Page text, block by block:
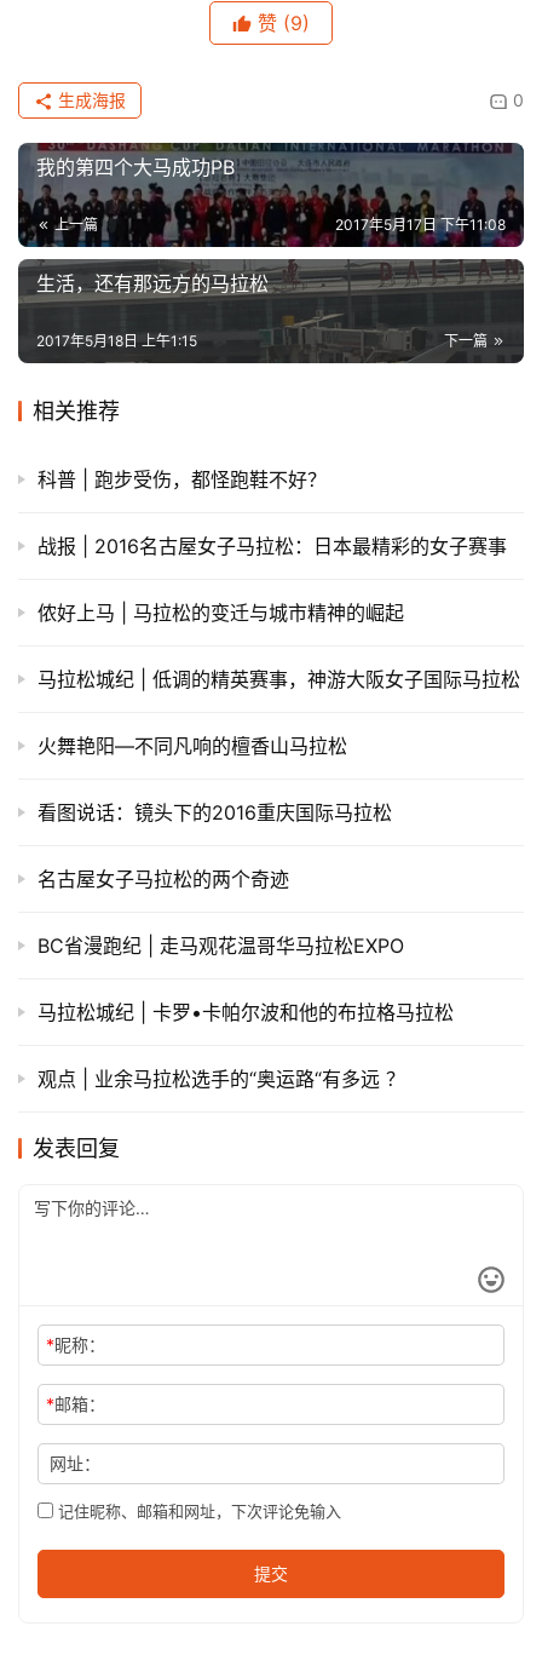
赞 (9)
0
生成海报
我的第四个大马成功PB
上一篇 2017年5月17日 下午11:08
生活，还有那远方的马拉松
下一篇
2017年5月18日 上午1:15
相关推荐
科普 | 跑步受伤，都怪跑鞋不好？
战报 | 2016名古屋女子马拉松：日本最精彩的女子赛事
侬好上马 | 马拉松的变迁与城市精神的崛起
马拉松城纪 | 低调的精英赛事，神游大阪女子国际马拉松
火舞艳阳—不同凡响的檀香山马拉松
看图说话：镜头下的2016重庆国际马拉松
名古屋女子马拉松的两个奇迹
BC省漫跑纪 | 走马观花温哥华马拉松EXPO
马拉松城纪 | 卡罗•卡帕尔波和他的布拉格马拉松
观点 | 业余马拉松选手的“奥运路“有多远 ？
发表回复
*昵称：
*邮箱：
网址：
记住昵称、邮箱和网址，下次评论免输入
提交